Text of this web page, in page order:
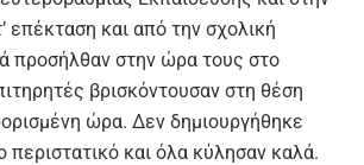
επέκταση και από την σχολική
προσήλθαν στην ώρα τους στο
βρισκόντουσαν στη θέση
ώρα. Δεν δημιουργήθηκε
περιστατικό και όλα κύλησαν καλά.